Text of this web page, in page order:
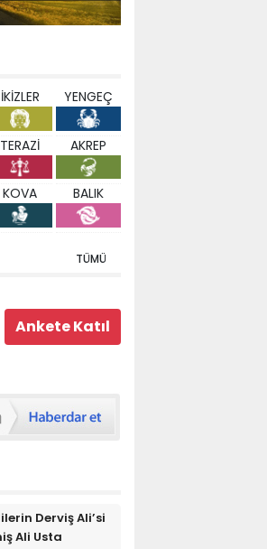
İKİZLER YENGEÇ
TERAZİ AKREP
KOVA BALIK
TÜMÜ
Derviş Ali’si
Ali Usta